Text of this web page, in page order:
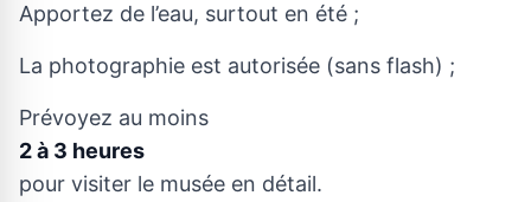
Apportez de l’eau, surtout en été ;
La photographie est autorisée (sans flash) ;
Prévoyez au moins
2 à 3 heures
pour visiter le musée en détail.